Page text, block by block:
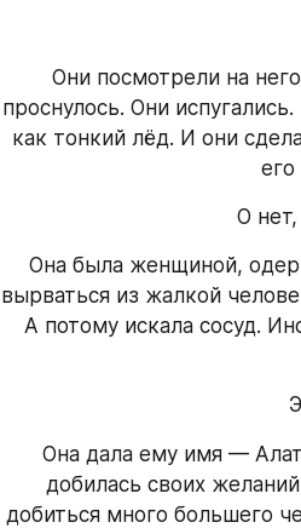
Они посмотрели на
проснулось. Они
как тонкий лёд. И они
его
О нет,
Она была женщиной,
вырваться из жалкой
А потому искала сосуд.
Она дала ему имя —
добилась своих
добиться много большего